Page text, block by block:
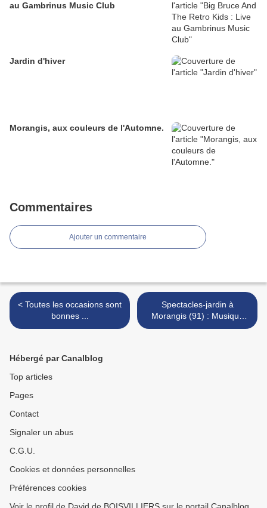
au Gambrinus Music Club
Jardin d'hiver
Morangis, aux couleurs de l'Automne.
Commentaires
Ajouter un commentaire
< Toutes les occasions sont
bonnes ...
Spectacles-jardin à
Morangis (91) : Musique
médiévale (Ensemble Bella
Hébergé par Canalblog
Top articles
Pages
Contact
Signaler un abus
C.G.U.
Cookies et données personnelles
Préférences cookies